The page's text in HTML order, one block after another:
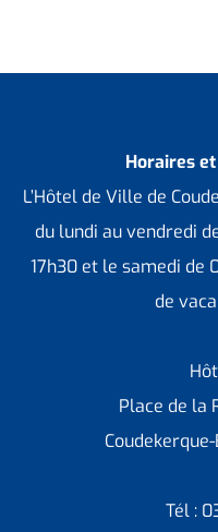
Horaires
L’Hôtel de Ville de
du lundi au vendredi
17h30 et le samedi de
de
Place de la
Tél :